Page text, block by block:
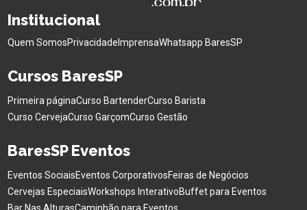
Institucional
Quem SomosPrivacidade ImprensaWhatsapp BaresSP
Cursos BaresSP
Primeira páginaCurso BartenderCurso Barista
Curso CervejaCurso GarçomCurso Gestão
BaresSP Eventos
Eventos SociaisEventos CorporativosFeiras de Negócios
Cervejas EspeciaisWorkshops InterativoBuffet para Eventos